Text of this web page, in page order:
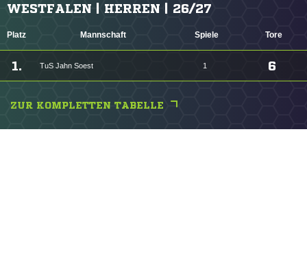
WESTFALEN | HERREN | 26/27
Platz Mannschaft Spiele Tore
1. TuS Jahn Soest 1 6
ZUR KOMPLETTEN TABELLE